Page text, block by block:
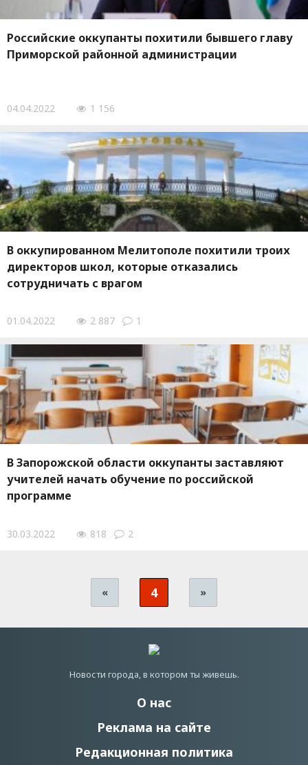
Российские оккупанты похитили бывшего главу
Приморской районной администрации
04.04.2022 1 156
В оккупированном Мелитополе похитили троих
директоров школ, которые отказались
сотрудничать с врагом
01.04.2022 2 887 1
В Запорожской области оккупанты заставляют
учителей начать обучение по российской
программе
30.03.2022 818 2
« 4 »
Новости города, в котором ты живешь.
О нас
Реклама на сайте
Редакционная политика